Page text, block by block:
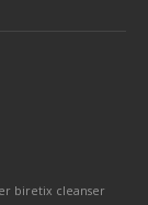
biretix cleanser